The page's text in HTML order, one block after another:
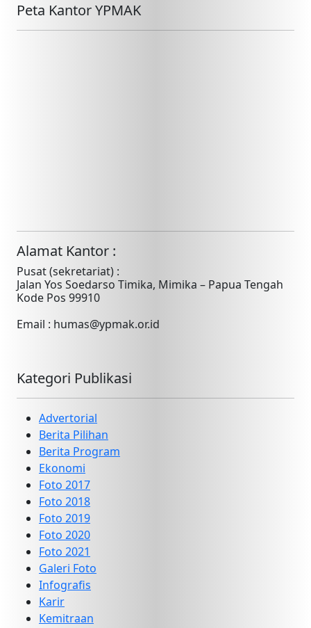
Peta Kantor YPMAK
Alamat Kantor :
Pusat (sekretariat) :
Jalan Yos Soedarso Timika, Mimika – Papua Tengah
Kode Pos 99910
Email : humas@ypmak.or.id
Kategori Publikasi
Advertorial
Berita Pilihan
Berita Program
Ekonomi
Foto 2017
Foto 2018
Foto 2019
Foto 2020
Foto 2021
Galeri Foto
Infografis
Karir
Kemitraan